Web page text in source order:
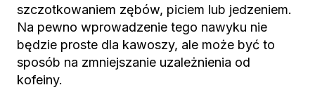
szczotkowaniem zębów, piciem lub jedzeniem.
Na pewno wprowadzenie tego nawyku nie
będzie proste dla kawoszy, ale może być to
sposób na zmniejszanie uzależnienia od
kofeiny.